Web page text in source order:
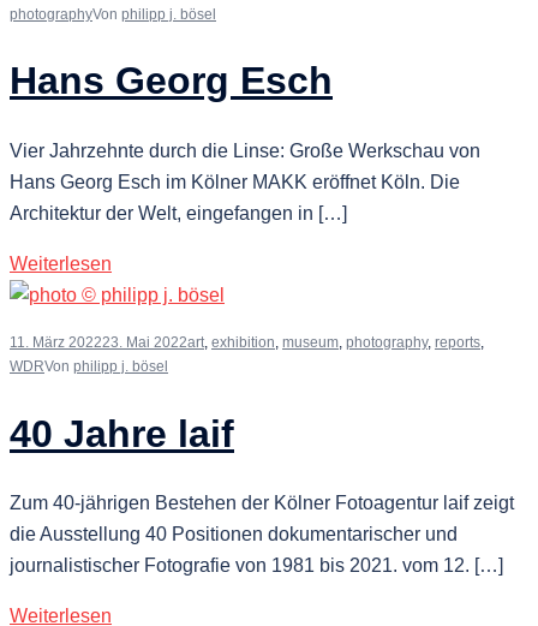
photographyVon philipp j. bösel
Hans Georg Esch
Vier Jahrzehnte durch die Linse: Große Werkschau von
Hans Georg Esch im Kölner MAKK eröffnet Köln. Die
Architektur der Welt, eingefangen in […]
Weiterlesen
11. März 202223. Mai 2022art, exhibition, museum, photography, reports,
WDRVon philipp j. bösel
40 Jahre laif
Zum 40-jährigen Bestehen der Kölner Fotoagentur laif zeigt
die Ausstellung 40 Positionen dokumentarischer und
journalistischer Fotografie von 1981 bis 2021. vom 12. […]
Weiterlesen